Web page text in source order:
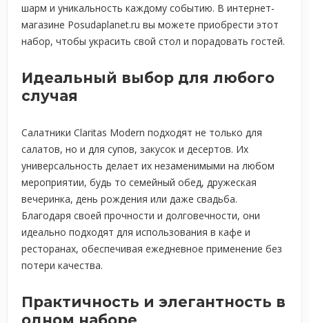
шарм и уникальность каждому событию. В интернет-
магазине Posudaplanet.ru вы можете приобрести этот
набор, чтобы украсить свой стол и порадовать гостей.
Идеальный выбор для любого
случая
Салатники Claritas Modern подходят не только для
салатов, но и для супов, закусок и десертов. Их
универсальность делает их незаменимыми на любом
мероприятии, будь то семейный обед, дружеская
вечеринка, день рождения или даже свадьба.
Благодаря своей прочности и долговечности, они
идеально подходят для использования в кафе и
ресторанах, обеспечивая ежедневное применение без
потери качества.
Практичность и элегантность в